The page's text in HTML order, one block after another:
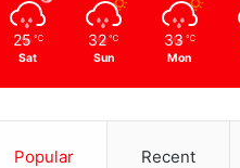
25 ℃
Sat
32 ℃
Sun
33 ℃
Mon
Popular Recent